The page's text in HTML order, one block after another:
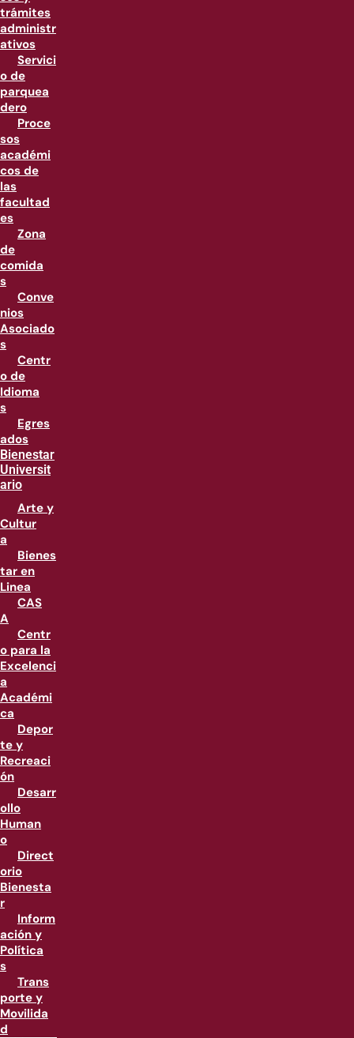
trámites
administr
ativos
Servici
o de
parquea
dero
Proce
sos
académi
cos de
las
facultad
es
Zona
de
comida
s
Conve
nios
Asociado
s
Centr
o de
Idioma
s
Egres
ados
Bienestar
Universit
ario
Arte y
Cultur
a
Bienes
tar en
Linea
CAS
A
Centr
o para la
Excelenci
a
Académi
ca
Depor
te y
Recreaci
ón
Desarr
ollo
Human
o
Direct
orio
Bienesta
r
Inform
ación y
Política
s
Trans
porte y
Movilida
d